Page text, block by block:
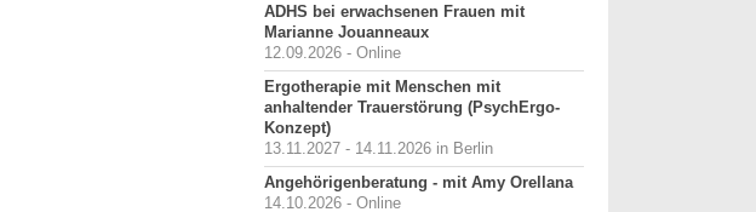
ADHS bei erwachsenen Frauen mit
Marianne Jouanneaux
12.09.2026 - Online
Ergotherapie mit Menschen mit
anhaltender Trauerstörung (PsychErgo-
Konzept)
13.11.2027 - 14.11.2026 in Berlin
Angehörigenberatung - mit Amy Orellana
14.10.2026 - Online